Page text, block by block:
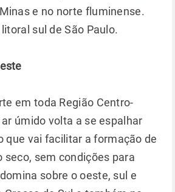
e no norte fluminense.
sul de São Paulo.
em toda Região Centro-
ar úmido volta a se espalhar
que vai facilitar a formação de
seco, sem condições para
sobre o oeste, sul e